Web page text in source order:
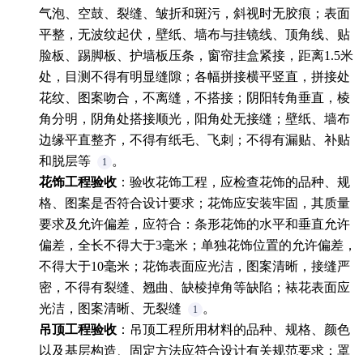
气泡、空鼓、裂缝、皱折和斑污，斜视时无胶痕；表面
平整，无波纹起伏，壁纸、墙布与挂镜线、顶角线、贴
脸板、踢脚板、护墙板压条，窗帘挂盒紧接，距离1.5米
处，目测不得有明显缝隙；各幅拼接横平竖直，拼接处
花纹、图案吻合，不离缝，不搭接；阴阳转角垂直，棱
角分明，阴角处搭接顺光，阳角处无接缝；壁纸、墙布
边缘平直整齐，不得有纸毛、飞刺；不得有漏贴、补贴
和脱层等
1
。
花饰工程验收 ：验收花饰工程，应检查花饰的品种、规
格、图案是否符合设计要求；花饰应安装牢固，其质量
要求及允许偏差，应符合：条形花饰的水平和垂直允许
偏差，全长不得大于3毫米；单独花饰位置的允许偏差，
不得大于10毫米；花饰表面应光洁，图案清晰，接缝严
密，不得有裂缝、翘曲、缺棱掉角等缺陷；裱花表面应
光洁，图案清晰、无裂缝
1
。
吊顶工程验收 ：吊顶工程所用材料的品种、规格、颜色
以及基层构造、固定方法应符合设计有关规范要求；罩